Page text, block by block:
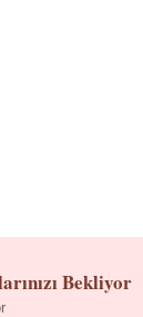
Bekliyor